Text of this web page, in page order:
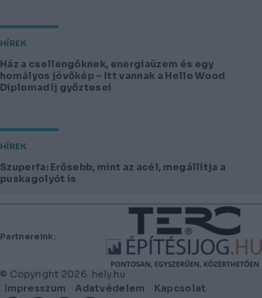
HÍREK
Ház a csellengőknek, energiaüzem és egy
homályos jövőkép – Itt vannak a Hello Wood
Diplomadíj győztesei
HÍREK
Szuperfa: Erősebb, mint az acél, megállítja a
puskagolyót is
Lábléc
Partnereink:
© Copyright 2026. hely.hu
Lábléc
Impresszum Adatvédelem
Kapcsolat